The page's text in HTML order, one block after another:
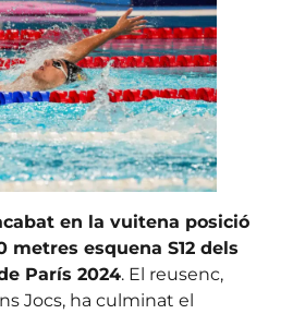
en la vuitena posició
metres esquena S12 dels
París 2024. El reusenc,
Jocs, ha culminat el